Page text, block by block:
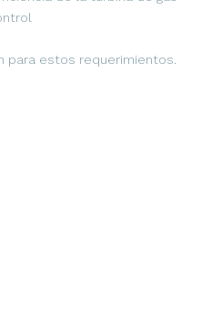
para estos requerimientos.